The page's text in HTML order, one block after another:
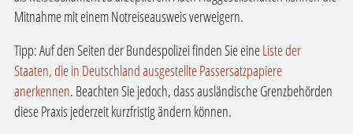
Mitnahme mit einem Notreiseausweis verweigern.
Tipp: Auf den Seiten der Bundespolizei finden Sie eineListe der
Staaten, die in Deutschland ausgestellte Passersatzpapiere
anerkennen. Beachten Sie jedoch, dass ausländische Grenzbehörden
diese Praxis jederzeit kurzfristig ändern können.